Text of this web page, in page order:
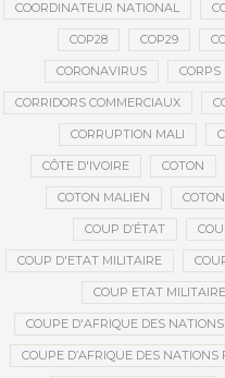
COORDINATEUR NATIONAL
COP28 COP29
CORONAVIRUS CORPS
CORRIDORS COMMERCIAUX
CORRUPTION MALI
CÔTE D'IVOIRE COTON
COTON MALIEN
COUP D’ÉTAT
COUP D'ETAT MILITAIRE
COUP ETAT MILITAIRE
COUPE D'AFRIQUE DES NATIONS
COUPE D’AFRIQUE DES NATIONS